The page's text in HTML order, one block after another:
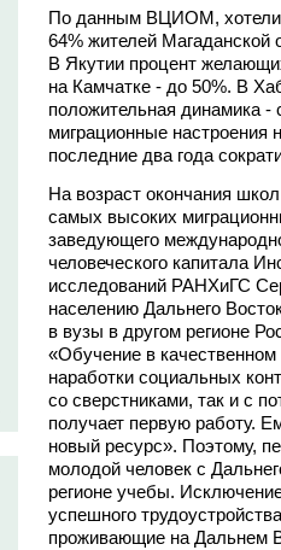
По данным ВЦИОМ, хотели
64% жителей Магаданской
В Якутии процент
на Камчатке - до 50%. В
положительная динамика
миграционные настроения
последние два года
На возраст окончания
самых высоких
заведующего
человеческого капитала
исследований РАНХиГС
населению Дальнего
в вузы в другом регионе
«Обучение в
наработки социальных
со сверстниками, так и с
получает первую работу.
новый ресурс». Поэтому,
молодой человек с
регионе учебы.
успешного
проживающие на Дальнем